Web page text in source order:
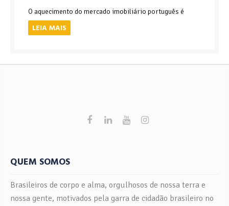
O aquecimento do mercado imobiliário português é
LEIA MAIS
QUEM SOMOS
Brasileiros de corpo e alma, orgulhosos de nossa terra e
nossa gente, motivados pela garra de cidadão brasileiro no